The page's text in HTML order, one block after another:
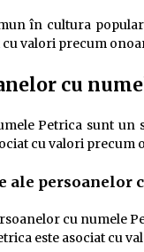
în cultura
valori precum
cu
Petrica sunt
cu valori precum
persoanelor
cu numele
este asociat cu